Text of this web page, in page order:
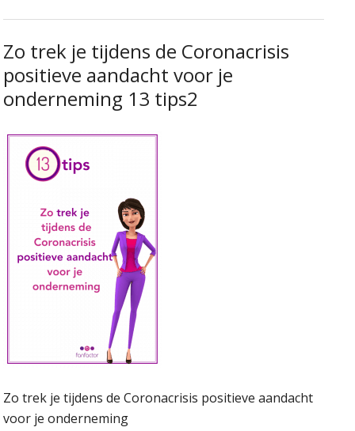
Zo trek je tijdens de Coronacrisis
positieve aandacht voor je
onderneming 13 tips2
Zo trek je tijdens de Coronacrisis positieve aandacht
voor je onderneming